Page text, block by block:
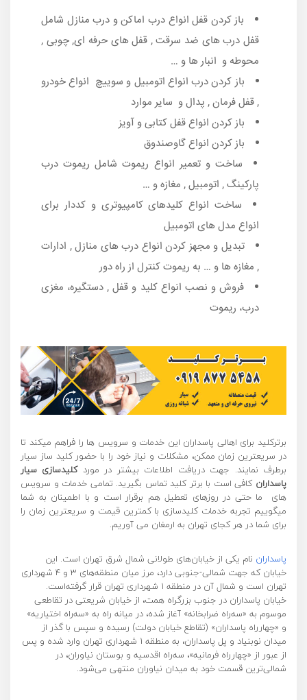
باز کردن قفل انواع درب اماکن و درب منازل شامل
قفل درب های ضد سرقت , قفل های حرفه ای, چوبی ,
محوطه و انبار ها و …
باز کردن درب انواع اتومبیل و سوییچ انواع خودرو
, قفل فرمان , پدال و سایر موارد
باز کردن انواع قفل کتابی و آویز
باز کردن انواع گاوصندوق
ساخت و تعمیر انواع ریموت شامل ریموت درب
پارکینگ , اتومبیل , مغازه و …
ساخت انواع کلیدهای کامپیوتری و کددار برای
انواع مدل های اتومبیل
تبدیل و مجهز کردن انواع درب های منازل , ادارات
, مغازه ها و … به ریموت کنترل از راه دور
فروش و نصب انواع کلید و قفل , دستگیره، مغزی
درب، ریموت
برترکلید برای اهالی پاسداران این خدمات و سرویس ها را فراهم میکند تا
در سریعترین زمان ممکن، مشکلات و نیاز خود را با حضور کلید ساز سیار
برطرف نمایند. جهت دریافت اطلاعات بیشتر در مورد کلیدسازی سیار
پاسداران کافی است با برتر کلید تماس بگیرید. تمامی خدمات و سرویس
های ما حتی در روزهای تعطیل هم برقرار است و با اطمینان به شما
میگوییم تجربه خدمات کلیدسازی با کمترین قیمت و سریعترین زمان را
برای شما در هر کجای تهران به ارمغان می آوریم.
پاسداران نام یکی از خیابان‌های طولانی شمال شرق تهران است. این
خیابان که جهت شمالی-جنوبی دارد، مرز میان منطقه‌های ۳ و ۴ شهرداری
تهران است و شمال آن در منطقه ۱ شهرداری تهران قرار گرفته‌است.
خیابان پاسداران در جنوب بزرگراه همت، از خیابان شریعتی در تقاطعی
موسوم به «سه‌راه ضرابخانه» آغاز شده، در میانه راه به «سه‌راه اختیاریه»
و «چهارراه پاسداران» (تقاطع خیابان دولت) رسیده و سپس با گذر از
میدان نوبنیاد و پل پاسداران، به منطقه ۱ شهرداری تهران وارد شده و پس
از عبور از «چهارراه فرمانیه»، سه‌راه اقدسیه و بوستان نیاوران، در
شمالی‌ترین قسمت خود به میدان نیاوران منتهی می‌شود.